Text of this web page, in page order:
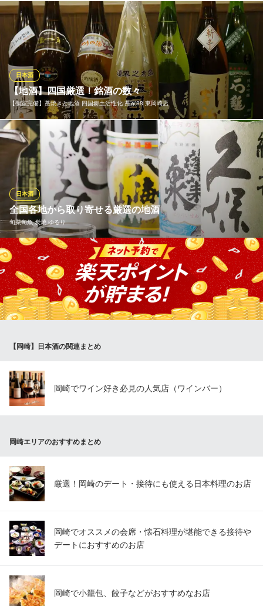
「国際唎酒師」が日々探求し、 日本各地から「旨い酒」を取り寄
せております。
焼き鳥×日本酒 ととや 東岡崎本店
やきとり屋
名鉄線東岡崎駅南口 徒歩1分
愛知県岡崎市明大寺町字耳取68-1
【地酒】四国厳選！銘酒の数々
【個室完備】藁焼きと地酒 四国郷土活性化 藁家88 東岡崎店
日本酒
四国にこだわり集められたお酒の数々、この時期しか手に入らな
いお酒も取り揃えております。冷・常温・熱燗など飲み方もお選
び下さい。お得な飲み放題付き宴会コースは4,000円～。歓送迎
会、会社での飲み会や女子会、合コンにもご利用ください。
【個室完備】藁焼きと地酒 四国郷土活性化 藁家88 東岡崎店
歓送迎会 個室 刺身
名鉄名古屋本線東岡崎駅 徒歩3分
愛知県岡崎市明大寺本町4-1-2
全国各地から取り寄せる厳選の地酒
旬菜旬魚 炭焼 ゆるり
日本酒
愛知県の地酒をはじめ、全国各地から取り寄せる日本酒メニュー
は随時銘柄を更新しています。中でも愛知県知多半島の銘酒『ほ
しいずみ』はおすすめです！『ほしいずみ』が造られている阿久
比町は良質な米の産地として知られており、蛍の里と言われるほ
ど地下水にも恵まれています。優しい甘味とキレのある後味が人
気です。
旬菜旬魚 炭焼 ゆるり
名鉄名古屋本線東岡崎駅 車10分
愛知県岡崎市洞町字下荒田16-1
【岡崎】日本酒の関連まとめ
岡崎でワイン好き必見の人気店（ワインバー）
岡崎エリアのおすすめまとめ
厳選！岡崎のデート・接待にも使える日本料理のお店
岡崎でオススメの会席・懐石料理が堪能できる接待や
デートにおすすめのお店
岡崎で小籠包、餃子などがおすすめなお店